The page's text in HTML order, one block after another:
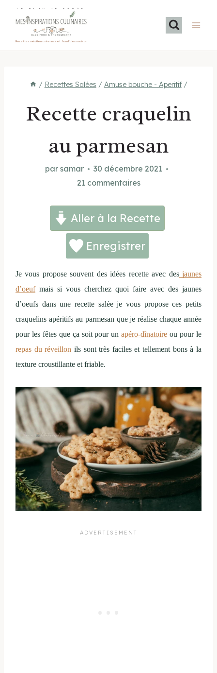
LE BLOG DE SAMAR
Recettes méditerranéennes et familiales maison
/ Recettes Salées / Amuse bouche - Aperitif /
Recette craquelin
au parmesan
par samar
30 décembre 2021
21 commentaires
Aller à la Recette
Enregistrer
Je vous propose souvent des idées recette avec desjaunes
d’oeufmais si vous cherchez quoi faire avec des jaunes
d’oeufs dans une recette salée je vous propose ces petits
craquelins apéritifs au parmesan que je réalise chaque année
pour les fêtes que ça soit pour unapéro-dînatoire ou pour le
repas du réveillon ils sont très faciles et tellement bons à la
texture croustillante et friable.